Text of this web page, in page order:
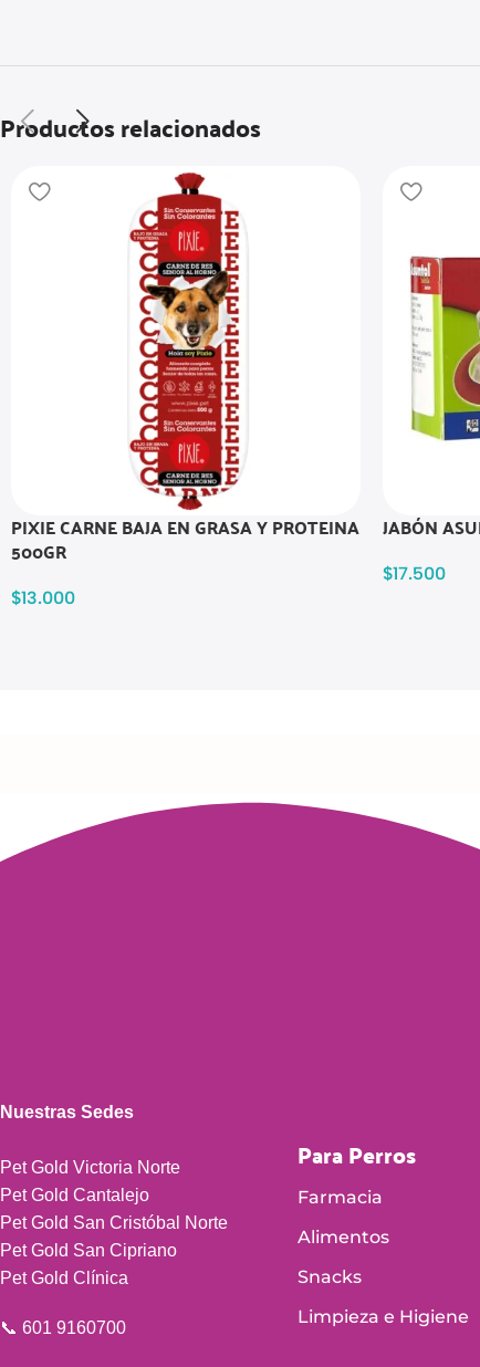
Productos relacionados
PIXIE CARNE BAJA EN GRASA Y PROTEINA
500GR
$13.000
JABÓN
$17.500
Nuestras Sedes
Pet Gold Victoria Norte
Pet Gold Cantalejo
Pet Gold San Cristóbal Norte
Pet Gold San Cipriano
Pet Gold Clínica
📞 601 9160700
Para Perros
Farmacia
Alimentos
Snacks
Limpieza e Higiene